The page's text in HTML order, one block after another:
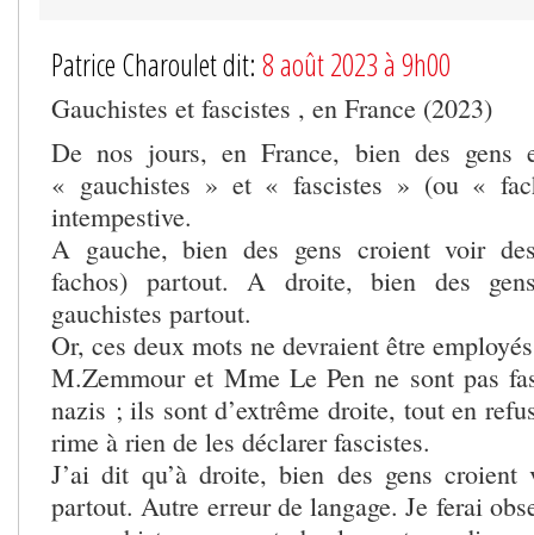
Patrice Charoulet dit: 8 août 2023 à 9h00
Gauchistes et fascistes , en France (2023)
De nos jours, en France, bien des gens
« gauchistes » et « fascistes » (ou «
intempestive.
A gauche, bien des gens croient voir
fachos) partout. A droite, bien des
gauchistes partout.
Or, ces deux mots ne devraient être
M.Zemmour et Mme Le Pen ne sont pas
nazis ; ils sont d’extrême droite, tout en
rime à rien de les déclarer fascistes.
J’ai dit qu’à droite, bien des gens croient
partout. Autre erreur de langage. Je ferai